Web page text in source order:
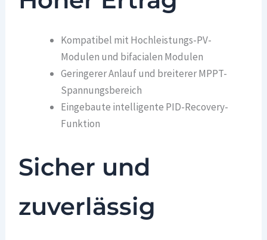
Kompatibel mit Hochleistungs-PV-
Modulen und bifacialen Modulen
Geringerer Anlauf und breiterer MPPT-
Spannungsbereich
Eingebaute intelligente PID-Recovery-
Funktion
Sicher und
zuverlässig